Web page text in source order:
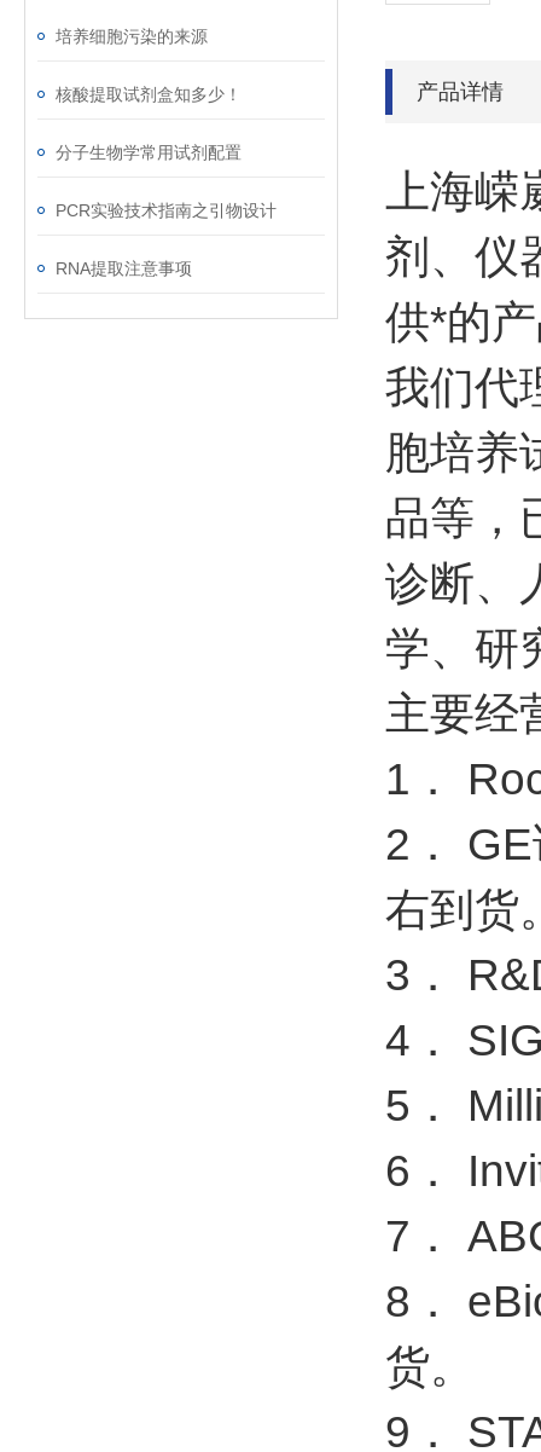
培养细胞污染的来源
核酸提取试剂盒知多少！
分子生物学常用试剂配置
PCR实验技术指南之引物设计
RNA提取注意事项
产品详情
上海
剂、仪
供*的
我们代
胞培养
品等，
诊断、
学、研
主要经
1．
2．
右到货
3．
4．
5．
6．
7．
8．
货。
9．